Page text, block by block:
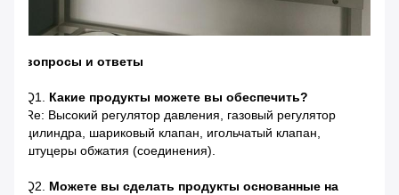
вопросы и ответы
Q1. Какие продукты можете вы обеспечить?
Re: Высокий регулятор давления, газовый регулятор
цилиндра, шариковый клапан, игольчатый клапан,
штуцеры обжатия (соединения).
Q2. Можете вы сделать продукты основанные на